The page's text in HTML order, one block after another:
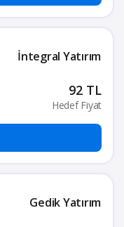
İntegral Yatırım
92 TL
Hedef Fiyat
Gedik Yatırım